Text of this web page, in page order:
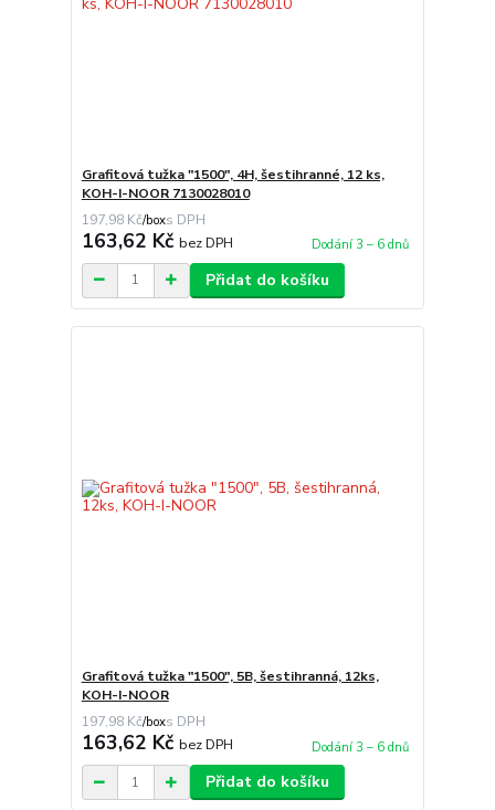
Grafitová tužka "1500", 4H, šestihranné, 12 ks,
KOH-I-NOOR 7130028010
197,98 Kč/box
163,62 Kč bez DPH Dodání 3 – 6 dnů
Přidat do košíku
Grafitová tužka "1500", 5B, šestihranná, 12ks,
KOH-I-NOOR
197,98 Kč/box
163,62 Kč bez DPH Dodání 3 – 6 dnů
Přidat do košíku